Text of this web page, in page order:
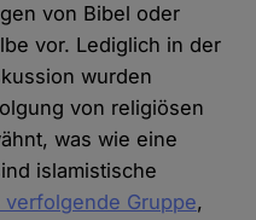
von Bibel oder
vor. Lediglich in der
wurden
von religiösen
was wie eine
islamistische
verfolgende Gruppe,